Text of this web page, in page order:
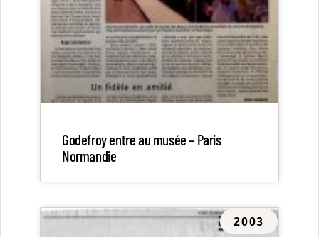
Godefroy entre au musée – Paris
Normandie
2003